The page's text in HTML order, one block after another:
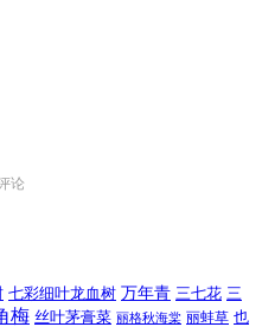
论
七彩细叶龙血树 万年青 三七花 三
梅 丝叶茅膏菜 丽格秋海棠 丽蚌草 也